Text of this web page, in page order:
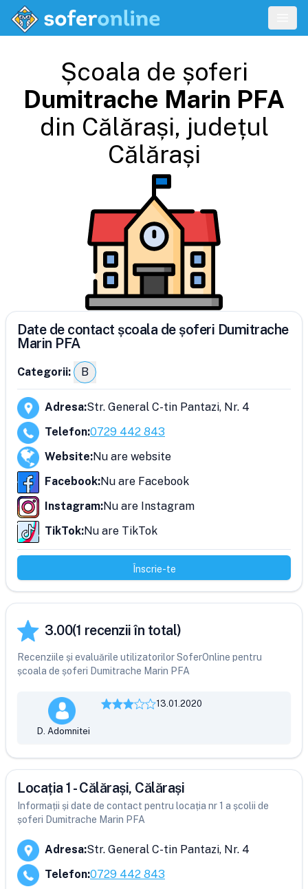
Școala de șoferi
Dumitrache Marin PFA
din Călărași, județul
Călărași
Date de contact școala de șoferi Dumitrache
Marin PFA
Categorii: B
Adresa:Str. General C-tin Pantazi, Nr. 4
Telefon:0729 442 843
Website:Nu are website
Facebook:Nu are Facebook
Instagram:Nu are Instagram
TikTok:Nu are TikTok
Înscrie-te
3.00(1 recenzii în total)
Recenziile și evaluările utilizatorilor SoferOnline pentru
școala de șoferi Dumitrache Marin PFA
D. Adomnitei
13.01.2020
Locația 1 - Călărași, Călărași
Informații și date de contact pentru locația nr 1 a școlii de
șoferi Dumitrache Marin PFA
Adresa:Str. General C-tin Pantazi, Nr. 4
Telefon:0729 442 843